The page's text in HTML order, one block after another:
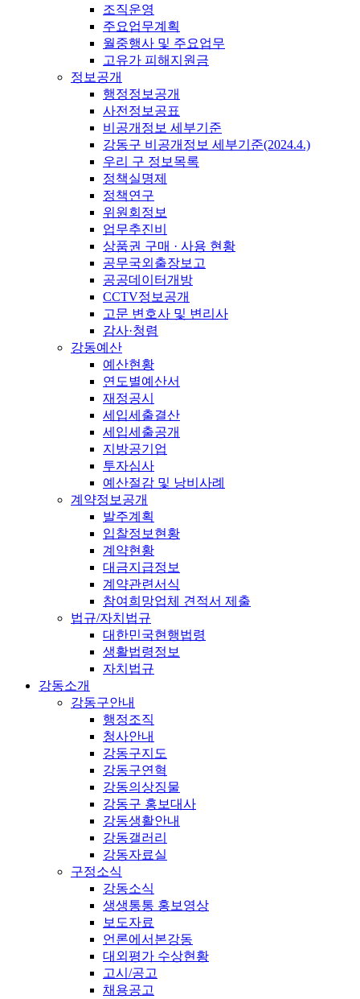
조직운영
주요업무계획
월중행사 및 주요업무
고유가 피해지원금
정보공개
행정정보공개
사전정보공표
비공개정보 세부기준
강동구 비공개정보 세부기준(2024.4.)
우리 구 정보목록
정책실명제
정책연구
위원회정보
업무추진비
상품권 구매 · 사용 현황
공무국외출장보고
공공데이터개방
CCTV정보공개
고문 변호사 및 변리사
감사·청렴
강동예산
예산현황
연도별예산서
재정공시
세입세출결산
세입세출공개
지방공기업
투자심사
예산절감 및 낭비사례
계약정보공개
발주계획
입찰정보현황
계약현황
대금지급정보
계약관련서식
참여희망업체 견적서 제출
법규/자치법규
대한민국현행법령
생활법령정보
자치법규
강동소개
강동구안내
행정조직
청사안내
강동구지도
강동구연혁
강동의상징물
강동구 홍보대사
강동생활안내
강동갤러리
강동자료실
구정소식
강동소식
생생통통 홍보영상
보도자료
언론에서본강동
대외평가 수상현황
고시/공고
채용공고